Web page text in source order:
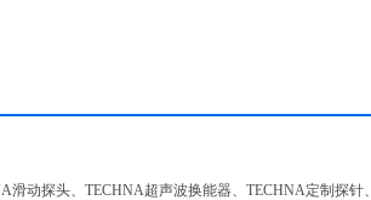
滑动探头、TECHNA超声波换能器、TECHNA定制探针、